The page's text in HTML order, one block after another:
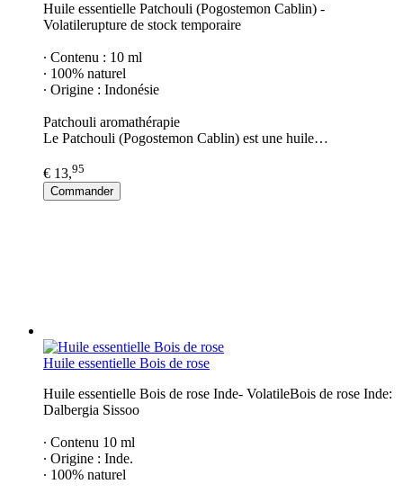
Huile essentielle Patchouli (Pogostemon Cablin) -
Volatilerupture de stock temporaire
∙ Contenu : 10 ml
∙ 100% naturel
∙ Origine : Indonésie
Patchouli aromathérapie
Le Patchouli (Pogostemon Cablin) est une huile…
€ 13,95
Commander
Huile essentielle Bois de rose
Huile essentielle Bois de rose Inde- VolatileBois de rose Inde:
Dalbergia Sissoo
∙ Contenu 10 ml
∙ Origine : Inde.
∙ 100% naturel